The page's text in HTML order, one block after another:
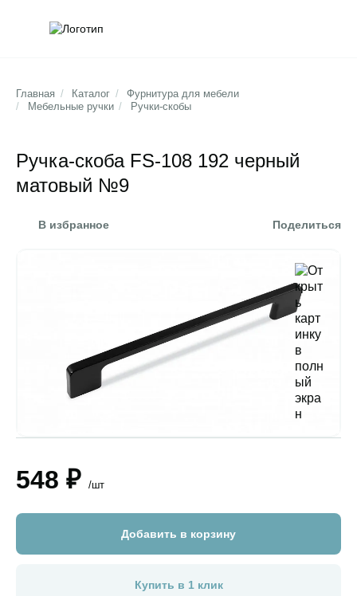
Главная / Каталог /
Фурнитура для мебели
/
Мебельные ручки / Ручки-скобы
Ручка-скоба FS-108 192 черный
матовый №9
В избранное Поделиться
548 ₽ /шт
Добавить в корзину
Купить в 1 клик